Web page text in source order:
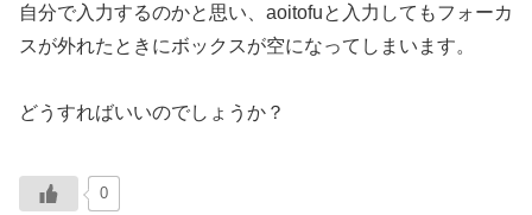
自分で入力するのかと思い、aoitofuと入力してもフォーカ
スが外れたときにボックスが空になってしまいます。
どうすればいいのでしょうか？
0